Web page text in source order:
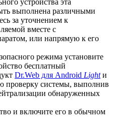
устройства эта
выполнена различными
за уточнением к
вместе с
или напрямую к его
режима установите
бесплатный
Dr.Web для Android Lightи
проверку системы, выполнив
обнаруженных
и включите его в обычном